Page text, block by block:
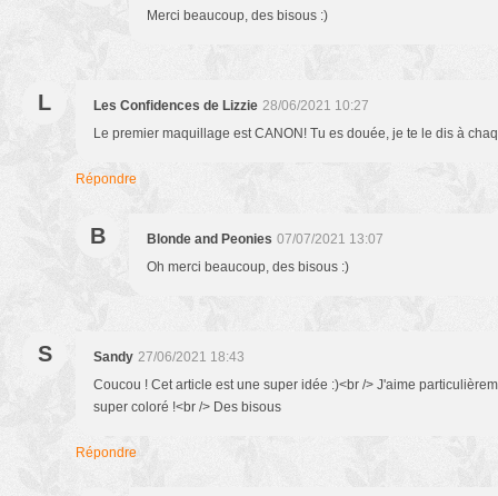
Merci beaucoup, des bisous :)
L Les Confidences de Lizzie 28/06/2021 10:27
Le premier maquillage est CANON! Tu es douée, je te le dis à
Répondre
B Blonde and Peonies 07/07/2021 13:07
Oh merci beaucoup, des bisous :)
S Sandy 27/06/2021 18:43
Coucou ! Cet article est une super idée :)<br /> J'aime
super coloré !<br /> Des bisous
Répondre